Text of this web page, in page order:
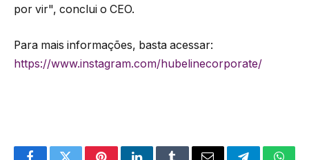
por vir", conclui o CEO.
Para mais informações, basta acessar:
https://www.instagram.com/hubelinecorporate/